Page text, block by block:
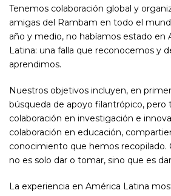
Tenemos colaboración global y
amigas del Rambam en todo el
año y medio, no habíamos estado en
Latina: una falla que reconocemos y
aprendimos.
Nuestros objetivos incluyen, en
búsqueda de apoyo filantrópico, pero
colaboración en investigación e
colaboración en educación,
conocimiento que hemos recopilado.
no es solo dar o tomar, sino que es
La experiencia en América Latina